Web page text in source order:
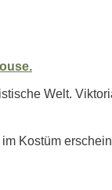
Welt.
Kostüm